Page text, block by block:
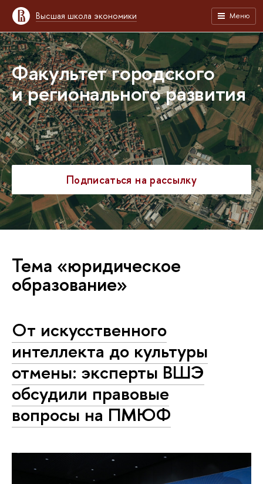
Высшая школа экономики Меню
Факультет городского
и регионального развития
Подписаться на рассылку
Тема «юридическое
образование»
От искусственного
интеллекта до культуры
отмены: эксперты ВШЭ
обсудили правовые
вопросы на ПМЮФ